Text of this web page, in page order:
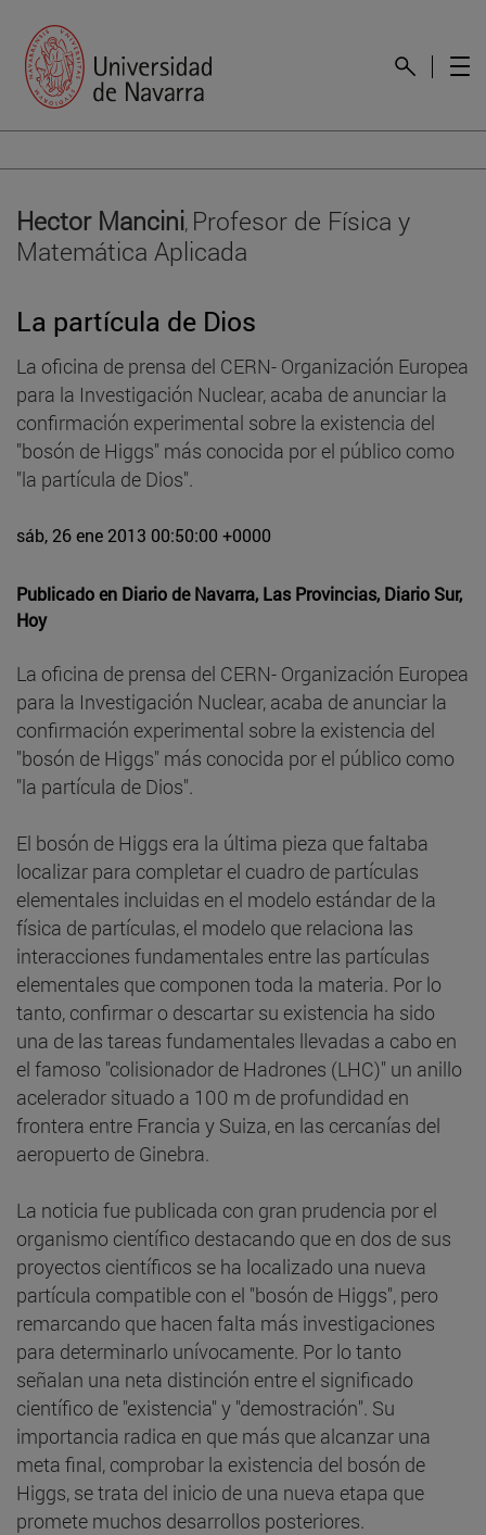
Hector Mancini, Profesor de Física y
Matemática Aplicada
La partícula de Dios
La oficina de prensa del CERN- Organización Europea
para la Investigación Nuclear, acaba de anunciar la
confirmación experimental sobre la existencia del
"bosón de Higgs" más conocida por el público como
"la partícula de Dios".
sáb, 26 ene 2013 00:50:00 +0000
Publicado en Diario de Navarra, Las Provincias, Diario Sur,
Hoy
La oficina de prensa del CERN- Organización Europea
para la Investigación Nuclear, acaba de anunciar la
confirmación experimental sobre la existencia del
"bosón de Higgs" más conocida por el público como
"la partícula de Dios".
El bosón de Higgs era la última pieza que faltaba
localizar para completar el cuadro de partículas
elementales incluidas en el modelo estándar de la
física de partículas, el modelo que relaciona las
interacciones fundamentales entre las partículas
elementales que componen toda la materia. Por lo
tanto, confirmar o descartar su existencia ha sido
una de las tareas fundamentales llevadas a cabo en
el famoso "colisionador de Hadrones (LHC)" un anillo
acelerador situado a 100 m de profundidad en
frontera entre Francia y Suiza, en las cercanías del
aeropuerto de Ginebra.
La noticia fue publicada con gran prudencia por el
organismo científico destacando que en dos de sus
proyectos científicos se ha localizado una nueva
partícula compatible con el "bosón de Higgs", pero
remarcando que hacen falta más investigaciones
para determinarlo unívocamente. Por lo tanto
señalan una neta distinción entre el significado
científico de "existencia" y "demostración". Su
importancia radica en que más que alcanzar una
meta final, comprobar la existencia del bosón de
Higgs, se trata del inicio de una nueva etapa que
promete muchos desarrollos posteriores.